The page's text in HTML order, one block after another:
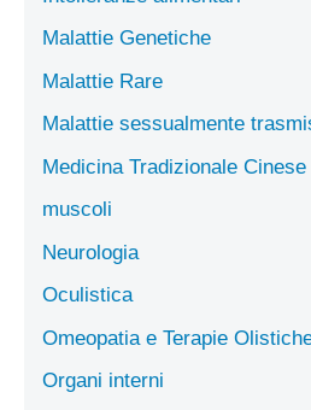
Malattie Genetiche
Malattie Rare
Malattie sessualmente
Medicina Tradizionale Cinese
muscoli
Neurologia
Oculistica
Omeopatia e Terapie
Organi interni